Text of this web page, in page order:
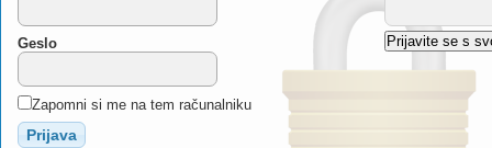
Geslo
Zapomni si me na tem računalniku